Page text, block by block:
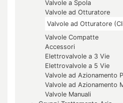
Valvole a Spola
Valvole ad Otturatore
Valvole ad Otturatore
Valvole Compatte
Accessori
Elettrovalvole a 3 Vie
Elettrovalvole a 5 Vie
Valvole ad Azionamento
Valvole ad Azionamento
Valvole Manuali